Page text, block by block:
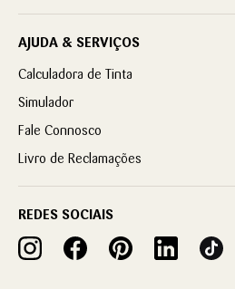
AJUDA & SERVIÇOS
Calculadora de Tinta
Simulador
Fale Connosco
Livro de Reclamações
REDES SOCIAIS